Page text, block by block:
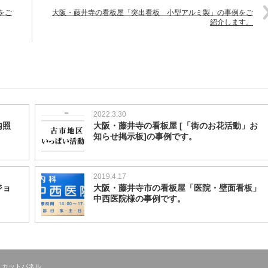
ご
大阪・藤井寺の看板屋「突出看板 小型アルミ製」の事例をご
紹介します。
2022.3.30
大阪・藤井寺の看板屋 [「街のお花活動」お
知らせ掲示板]の事例です。
2019.4.17
大阪・藤井寺市の看板屋「医院・壁面看板」
中西医院様の事例です。
カットパネル